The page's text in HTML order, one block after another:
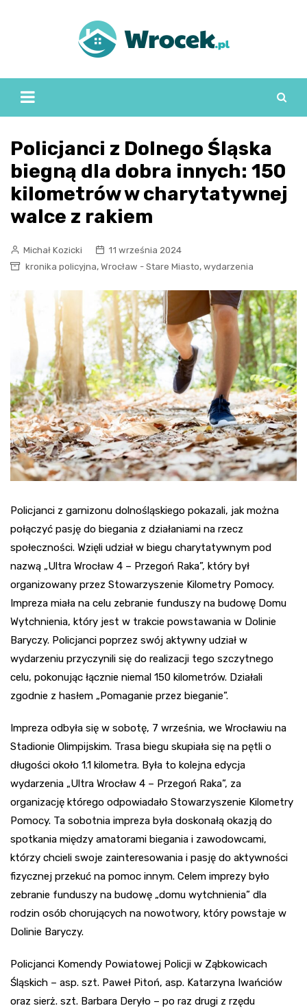
Policjanci z Dolnego Śląska
biegną dla dobra innych: 150
kilometrów w charytatywnej
walce z rakiem
Michał Kozicki
11 września 2024
kronika policyjna, Wrocław - Stare Miasto, wydarzenia
Policjanci z garnizonu dolnośląskiego pokazali, jak można
połączyć pasję do biegania z działaniami na rzecz
społeczności. Wzięli udział w biegu charytatywnym pod
nazwą „Ultra Wrocław 4 – Przegoń Raka”, który był
organizowany przez Stowarzyszenie Kilometry Pomocy.
Impreza miała na celu zebranie funduszy na budowę Domu
Wytchnienia, który jest w trakcie powstawania w Dolinie
Baryczy. Policjanci poprzez swój aktywny udział w
wydarzeniu przyczynili się do realizacji tego szczytnego
celu, pokonując łącznie niemal 150 kilometrów. Działali
zgodnie z hasłem „Pomaganie przez bieganie”.
Impreza odbyła się w sobotę, 7 września, we Wrocławiu na
Stadionie Olimpijskim. Trasa biegu skupiała się na pętli o
długości około 1.1 kilometra. Była to kolejna edycja
wydarzenia „Ultra Wrocław 4 – Przegoń Raka”, za
organizację którego odpowiadało Stowarzyszenie Kilometry
Pomocy. Ta sobotnia impreza była doskonałą okazją do
spotkania między amatorami biegania i zawodowcami,
którzy chcieli swoje zainteresowania i pasję do aktywności
fizycznej przekuć na pomoc innym. Celem imprezy było
zebranie funduszy na budowę „domu wytchnienia” dla
rodzin osób chorujących na nowotwory, który powstaje w
Dolinie Baryczy.
Policjanci Komendy Powiatowej Policji w Ząbkowicach
Śląskich – asp. szt. Paweł Pitoń, asp. Katarzyna Iwańciów
oraz sierż. szt. Barbara Deryło – po raz drugi z rzędu